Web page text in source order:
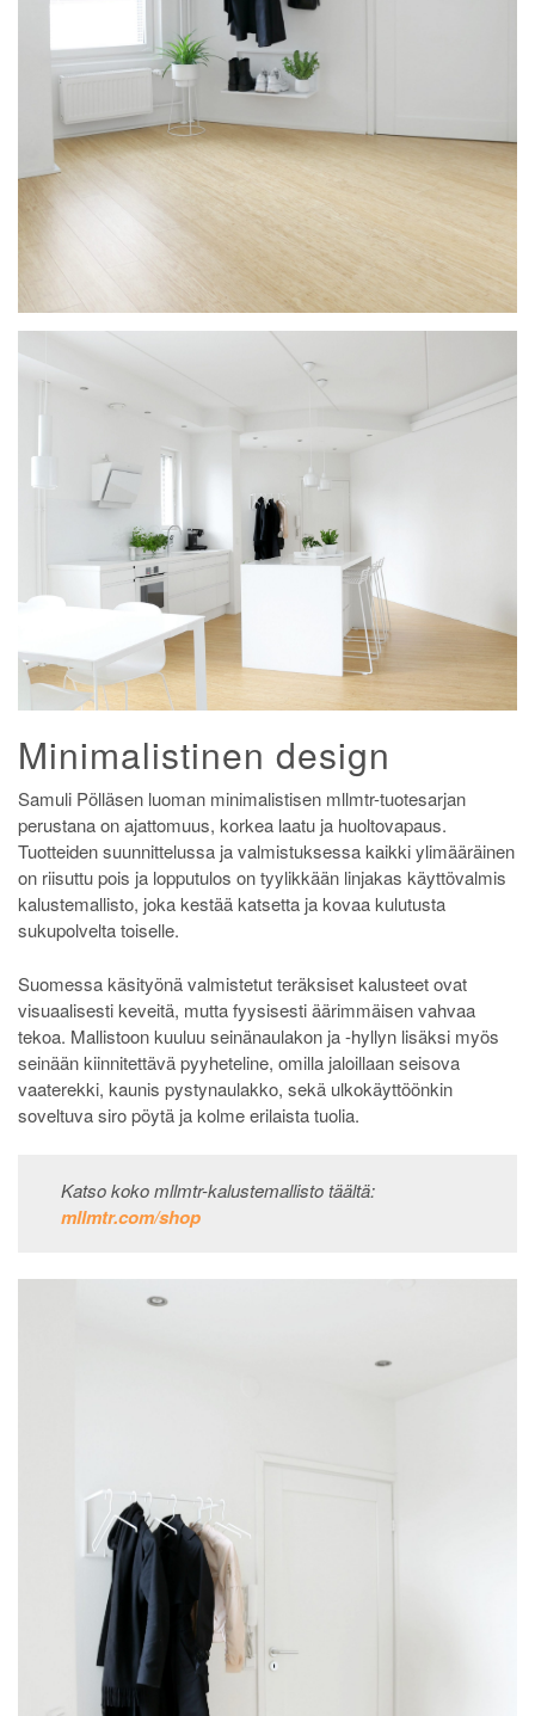
Minimalistinen design
Samuli Pölläsen luoman minimalistisen mllmtr-tuotesarjan
perustana on ajattomuus, korkea laatu ja huoltovapaus.
Tuotteiden suunnittelussa ja valmistuksessa kaikki ylimääräinen
on riisuttu pois ja lopputulos on tyylikkään linjakas käyttövalmis
kalustemallisto, joka kestää katsetta ja kovaa kulutusta
sukupolvelta toiselle.
Suomessa käsityönä valmistetut teräksiset kalusteet ovat
visuaalisesti keveitä, mutta fyysisesti äärimmäisen vahvaa
tekoa. Mallistoon kuuluu seinänaulakon ja -hyllyn lisäksi myös
seinään kiinnitettävä pyyheteline, omilla jaloillaan seisova
vaaterekki, kaunis pystynaulakko, sekä ulkokäyttöönkin
soveltuva siro pöytä ja kolme erilaista tuolia.
Katso koko mllmtr-kalustemallisto täältä:
mllmtr.com/shop